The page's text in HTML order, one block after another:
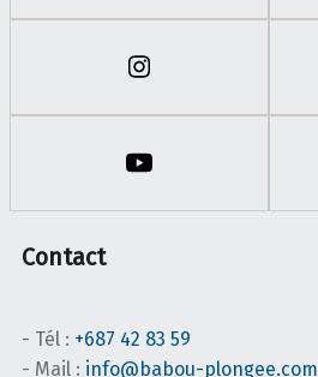
Contact
- Tél : +687 42 83 59
- Mail : info@babou-plongee.com